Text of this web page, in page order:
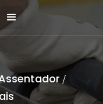
/